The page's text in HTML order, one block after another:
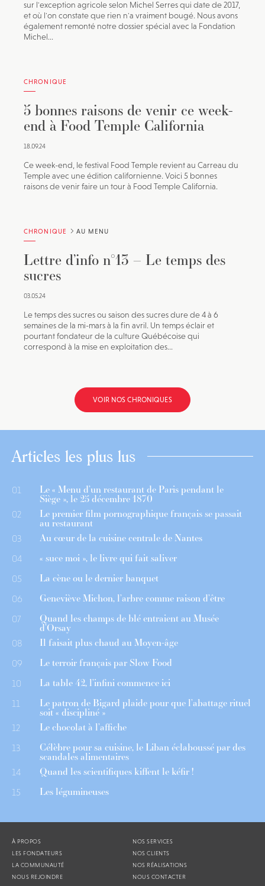
sur l'exception agricole selon Michel Serres qui date de 2017,
et où l'on constate que rien n'a vraiment bougé. Nous avons
également remonté notre dossier spécial avec la Fondation
Michel...
CHRONIQUE
5 bonnes raisons de venir ce week-
end à Food Temple California
18.09.24
Ce week-end, le festival Food Temple revient au Carreau du
Temple avec une édition californienne. Voici 5 bonnes
raisons de venir faire un tour à Food Temple California.
CHRONIQUE AU MENU
Lettre d’info n°13 – Le temps des
sucres
03.05.24
Le temps des sucres ou saison des sucres dure de 4 à 6
semaines de la mi-mars à la fin avril. Un temps éclair et
pourtant fondateur de la culture Québécoise qui
correspond à la mise en exploitation des...
VOIR NOS CHRONIQUES
Articles les plus lus
01 Le « Menu d’un restaurant de Paris pendant le
Siège », le 25 décembre 1870
02 Le premier film pornographique français se passait
au restaurant
03 Au cœur de la cuisine centrale de Nantes
04 « suce moi », le livre qui fait saliver
05 La cène ou le dernier banquet
06 Geneviève Michon, l’arbre comme raison d’être
07 Quand les champs de blé entraient au Musée
d’Orsay
08 Il faisait plus chaud au Moyen-âge
09 Le terroir français par Slow Food
10 La table 42, l’infini commence ici
11 Le patron de Bigard plaide pour que l’abattage rituel
soit « discipliné »
12 Le chocolat à l’affiche
13 Célèbre pour sa cuisine, le Liban éclaboussé par des
scandales alimentaires
14 Quand les scientifiques kiffent le kéfir !
15 Les légumineuses
À PROPOS
LES FONDATEURS
LA COMMUNAUTÉ
NOUS REJOINDRE
NOS SERVICES
NOS CLIENTS
NOS RÉALISATIONS
NOUS CONTACTER